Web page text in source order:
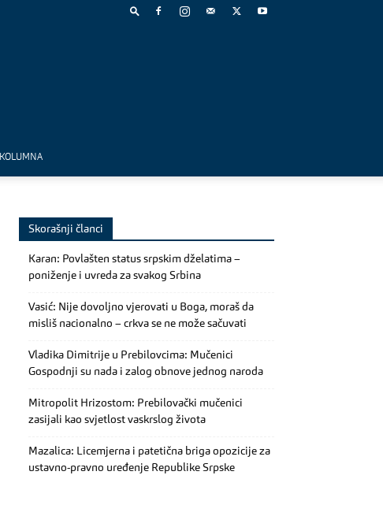
KOLUMNA
Skorašnji članci
Karan: Povlašten status srpskim dželatima –
poniženje i uvreda za svakog Srbina
Vasić: Nije dovoljno vjerovati u Boga, moraš da
misliš nacionalno – crkva se ne može sačuvati
Vladika Dimitrije u Prebilovcima: Mučenici
Gospodnji su nada i zalog obnove jednog naroda
Mitropolit Hrizostom: Prebilovački mučenici
zasijali kao svjetlost vaskrslog života
Mazalica: Licemjerna i patetična briga opozicije za
ustavno-pravno uređenje Republike Srpske